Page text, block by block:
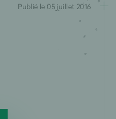
Publié le 05 juillet 2016